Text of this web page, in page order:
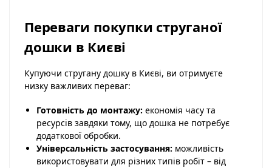
Переваги покупки струганої
дошки в Києві
Купуючи стругану дошку в Києві, ви отримуєте
низку важливих переваг:
Готовність до монтажу: економія часу та
ресурсів завдяки тому, що дошка не потребує
додаткової обробки.
Універсальність застосування: можливість
використовувати для різних типів робіт – від